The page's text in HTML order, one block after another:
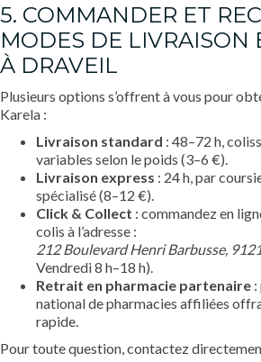
5. COMMANDER ET
MODES DE LIVRAISON
À DRAVEIL
Plusieurs options s’offrent à vous pour
Karela :
Livraison standard : 48–72 h,
variables selon le poids (3–6 €).
Livraison express : 24 h, par
spécialisé (8–12 €).
Click & Collect : commandez en
colis à l’adresse :
212 Boulevard Henri Barbusse,
Vendredi 8 h–18 h).
Retrait en pharmacie partenaire :
national de pharmacies affiliées
rapide.
Pour toute question, contactez